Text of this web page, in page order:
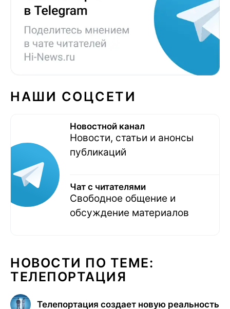
НАШИ СОЦСЕТИ
Новостной канал
Новости, статьи и анонсы
публикаций
Чат с читателями
Свободное общение и
обсуждение материалов
НОВОСТИ ПО ТЕМЕ:
ТЕЛЕПОРТАЦИЯ
Телепортация создает новую реальность